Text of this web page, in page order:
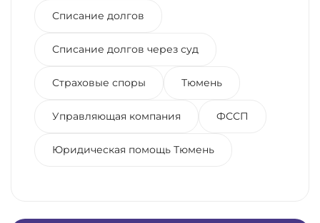
Списание долгов
Списание долгов через суд
Страховые споры Тюмень
Управляющая компания ФССП
Юридическая помощь Тюмень